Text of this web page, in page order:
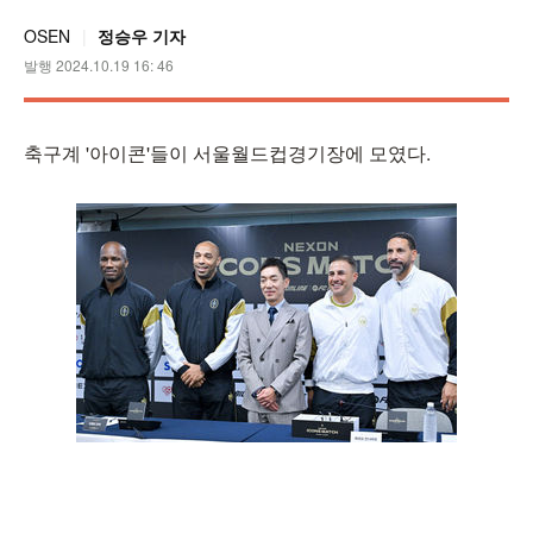
OSEN 정승우 기자
발행 2024.10.19 16: 46
축구계 '아이콘'들이 서울월드컵경기장에 모였다.